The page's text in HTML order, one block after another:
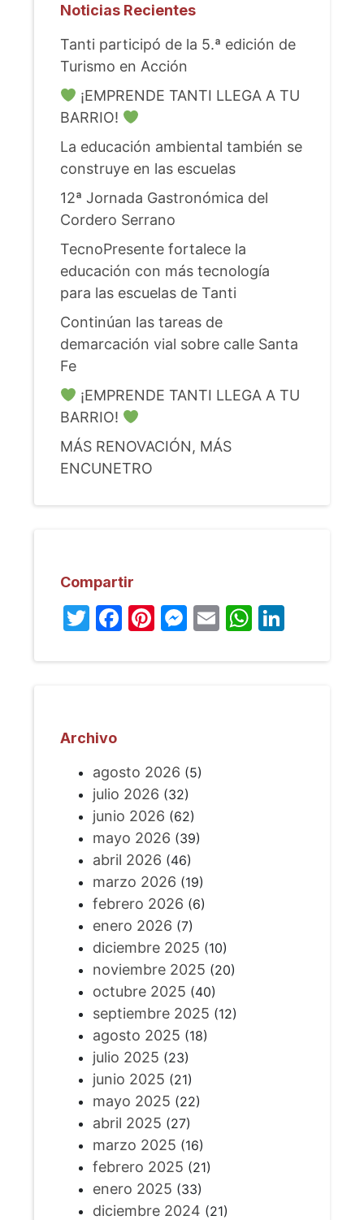
Noticias Recientes
Tanti participó de la 5.ª edición de
Turismo en Acción
¡EMPRENDE TANTI LLEGA A TU
BARRIO!
La educación ambiental también se
construye en las escuelas
12ª Jornada Gastronómica del
Cordero Serrano
TecnoPresente fortalece la
educación con más tecnología
para las escuelas de Tanti
Continúan las tareas de
demarcación vial sobre calle Santa
Fe
¡EMPRENDE TANTI LLEGA A TU
BARRIO!
MÁS RENOVACIÓN, MÁS
ENCUNETRO
Compartir
Twitter
Facebook
Pinterest
Messenger
Email
Archivo
agosto 2026 (5)
julio 2026 (32)
junio 2026 (62)
mayo 2026 (39)
abril 2026 (46)
marzo 2026 (19)
febrero 2026 (6)
enero 2026 (7)
diciembre 2025 (10)
noviembre 2025 (20)
octubre 2025 (40)
septiembre 2025 (12)
agosto 2025 (18)
julio 2025 (23)
junio 2025 (21)
mayo 2025 (22)
abril 2025 (27)
marzo 2025 (16)
febrero 2025 (21)
enero 2025 (33)
diciembre 2024 (21)